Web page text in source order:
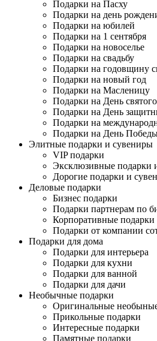
Подарки на Пасху
Подарки на день
Подарки на юбилей
Подарки на 1 сентября
Подарки на новоселье
Подарки на свадьбу
Подарки на годовщину
Подарки на новый год
Подарки на Масленицу
Подарки на День
Подарки на День
Подарки на
Подарки на День
Элитные подарки и сувениры
VIP подарки
Эксклюзивные подарки
Дорогие подарки и
Деловые подарки
Бизнес подарки
Подарки партнерам по
Корпоративные подарки
Подарки от компании
Подарки для дома
Подарки для интерьера
Подарки для кухни
Подарки для ванной
Подарки для дачи
Необычные подарки
Оригинальные
Прикольные подарки
Интересные подарки
Памятные подарки